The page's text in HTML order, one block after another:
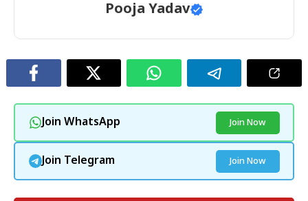
Pooja Yadav
Join WhatsApp Join Now
Join Telegram Join Now